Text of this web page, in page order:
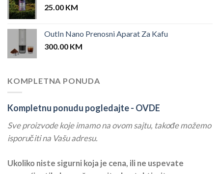
25.00 KM
OutIn Nano Prenosni Aparat Za Kafu
300.00 KM
KOMPLETNA PONUDA
Kompletnu ponudu pogledajte - OVDE
Sve proizvode koje imamo na ovom sajtu, takođe možemo
isporučiti na Vašu adresu.
Ukoliko niste sigurni koja je cena, ili ne uspevate